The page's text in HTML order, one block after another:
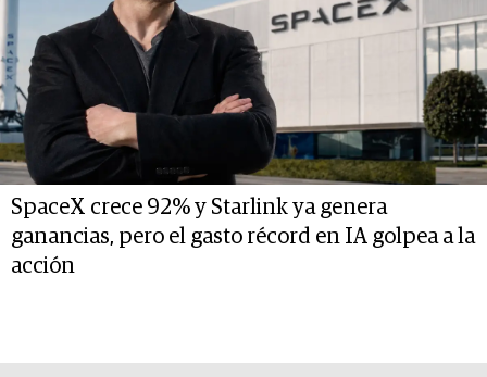
SpaceX crece 92% y Starlink ya genera
ganancias, pero el gasto récord en IA golpea a la
acción